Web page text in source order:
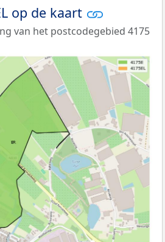
op de kaart
van het postcodegebied 4175